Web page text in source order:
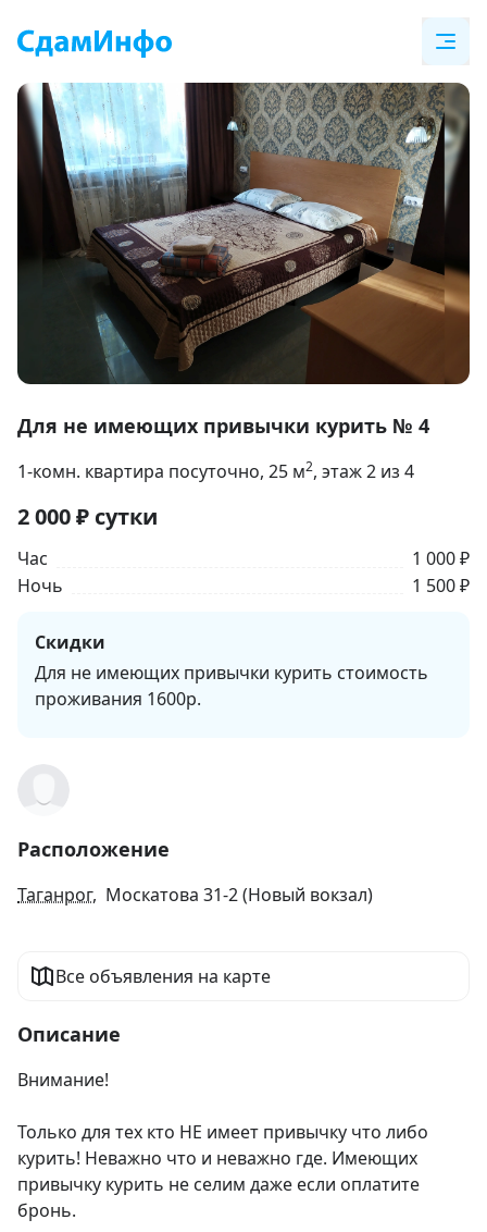
1
6
Для не имеющих привычки курить № 4
1-комн. квартира посуточно, 25 м2, этаж 2 из 4
2 000₽ сутки
Час
1 000 ₽
Ночь
1 500 ₽
Скидки
Для не имеющих привычки курить стоимость
проживания 1600р.
Расположение
Таганрог, Москатова 31-2 (Новый вокзал)
Все объявления на карте
Описание
Внимание!
Только для тех кто НЕ имеет привычку что либо
курить! Неважно что и неважно где. Имеющих
привычку курить не селим даже если оплатите
бронь.